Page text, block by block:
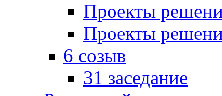
Проекты
Проекты
6 созыв
31 заседание